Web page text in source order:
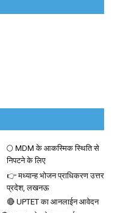
🌕 MDM के आकस्मिक स्थिति से
निपटने के लिए
👉 मध्यान्ह भोजन प्राधिकरण उत्तर
प्रदेश, लखनऊ
🔴 UPTET का आनलाईन आवेदन